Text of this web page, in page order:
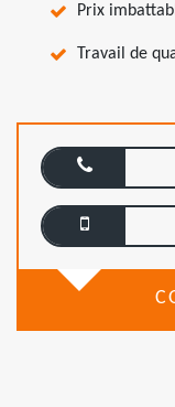
Prix
Travail de